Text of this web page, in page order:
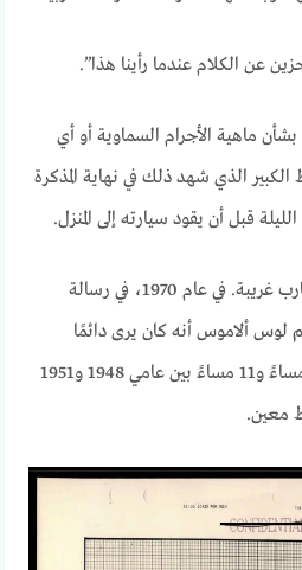
عن الكلام عندما رأينا هذا”.
بشأن ماهية الأجرام السماوية أو أي
الذي شهد ذلك في نهاية المذكرة
قبل أن يقود سيارته إلى المنزل.
تصف الملفات الأخرى أيضًا تجارب غريبة. في عام 1970، في رسالة
لوس ألاموس أنه كان يرى دائمًا
أضواء خضراء بين الساعة 9 مساءً و11 مساءً بين عامي 1948 و1951
معين.